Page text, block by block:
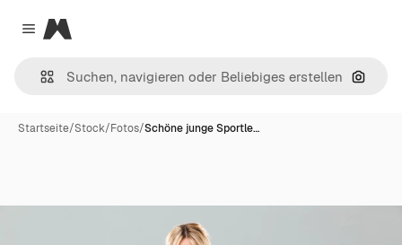
Close menu
Magnific
Nach
Startseite/Stock/Fotos/Schöne junge Sportle…